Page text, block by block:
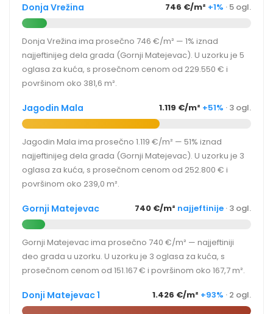
Donja Vrežina 746 €/m² +1% · 5 ogl.
Donja Vrežina ima prosečno 746 €/m² — 1% iznad
najjeftinijeg dela grada (Gornji Matejevac). U uzorku je 5
oglasa za kuća, s prosečnom cenom od 229.550 € i
površinom oko 381,6 m².
Jagodin Mala 1.119 €/m² +51% · 3 ogl.
Jagodin Mala ima prosečno 1.119 €/m² — 51% iznad
najjeftinijeg dela grada (Gornji Matejevac). U uzorku je 3
oglasa za kuća, s prosečnom cenom od 252.800 € i
površinom oko 239,0 m².
Gornji Matejevac 740 €/m² najjeftinije · 3 ogl.
Gornji Matejevac ima prosečno 740 €/m² — najjeftiniji
deo grada u uzorku. U uzorku je 3 oglasa za kuća, s
prosečnom cenom od 151.167 € i površinom oko 167,7 m².
Donji Matejevac 1 1.426 €/m² +93% · 2 ogl.